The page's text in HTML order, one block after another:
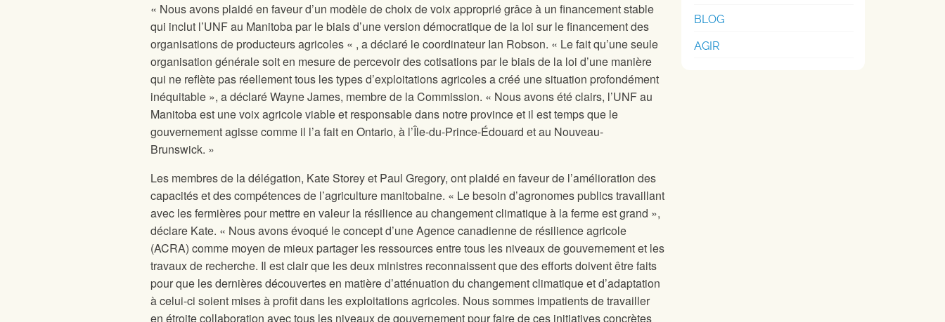
« Nous avons plaidé en faveur d’un modèle de choix de voix approprié grâce à un financement stable
qui inclut l’UNF au Manitoba par le biais d’une version démocratique de la loi sur le financement des
organisations de producteurs agricoles « , a déclaré le coordinateur Ian Robson. « Le fait qu’une seule
organisation générale soit en mesure de percevoir des cotisations par le biais de la loi d’une manière
qui ne reflète pas réellement tous les types d’exploitations agricoles a créé une situation profondément
inéquitable », a déclaré Wayne James, membre de la Commission. « Nous avons été clairs, l’UNF au
Manitoba est une voix agricole viable et responsable dans notre province et il est temps que le
gouvernement agisse comme il l’a fait en Ontario, à l’Île-du-Prince-Édouard et au Nouveau-
Brunswick. »
Les membres de la délégation, Kate Storey et Paul Gregory, ont plaidé en faveur de l’amélioration des
capacités et des compétences de l’agriculture manitobaine. « Le besoin d’agronomes publics travaillant
avec les fermières pour mettre en valeur la résilience au changement climatique à la ferme est grand »,
déclare Kate. « Nous avons évoqué le concept d’une Agence canadienne de résilience agricole
(ACRA) comme moyen de mieux partager les ressources entre tous les niveaux de gouvernement et les
travaux de recherche. Il est clair que les deux ministres reconnaissent que des efforts doivent être faits
pour que les dernières découvertes en matière d’atténuation du changement climatique et d’adaptation
à celui-ci soient mises à profit dans les exploitations agricoles. Nous sommes impatients de travailler
en étroite collaboration avec tous les niveaux de gouvernement pour faire de ces initiatives concrètes
BLOG
AGIR